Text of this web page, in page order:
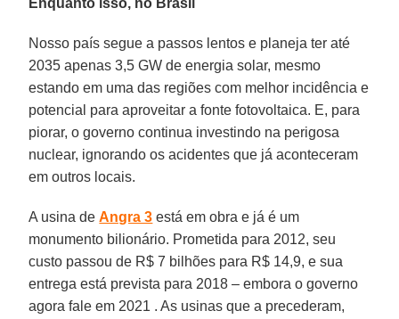
Nosso país segue a passos lentos e planeja ter até
2035 apenas 3,5 GW de energia solar, mesmo
estando em uma das regiões com melhor incidência e
potencial para aproveitar a fonte fotovoltaica. E, para
piorar, o governo continua investindo na perigosa
nuclear, ignorando os acidentes que já aconteceram
em outros locais.
A usina deAngra 3 está em obra e já é um
monumento bilionário. Prometida para 2012, seu
custo passou de R$ 7 bilhões para R$ 14,9, e sua
entrega está prevista para 2018 – embora o governo
agora fale em 2021 . As usinas que a precederam,